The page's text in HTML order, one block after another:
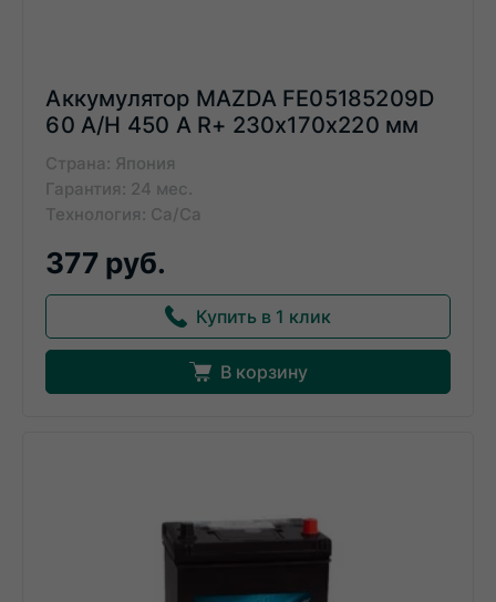
Аккумулятор MAZDA FE05185209D
60 A/H 450 A R+ 230x170x220 мм
Страна: Япония
Гарантия: 24 мес.
Технология: Ca/Ca
377 руб.
Купить в 1 клик
В корзину